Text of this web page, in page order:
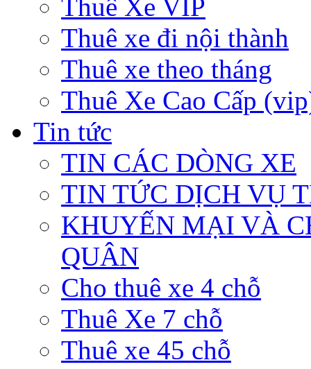
Thuê Xe VIP
Thuê xe đi nội thành
Thuê xe theo tháng
Thuê Xe Cao Cấp
Tin tức
TIN CÁC DÒNG XE
TIN TỨC DỊCH VỤ
KHUYẾN MẠI VÀ
QUÂN
Cho thuê xe 4 chỗ
Thuê Xe 7 chỗ
Thuê xe 45 chỗ